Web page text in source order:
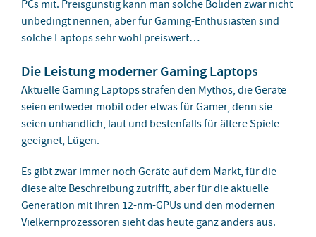
PCs mit. Preisgünstig kann man solche Boliden zwar nicht
unbedingt nennen, aber für Gaming-Enthusiasten sind
solche Laptops sehr wohl preiswert…
Die Leistung moderner Gaming Laptops
Aktuelle Gaming Laptops strafen den Mythos, die Geräte
seien entweder mobil oder etwas für Gamer, denn sie
seien unhandlich, laut und bestenfalls für ältere Spiele
geeignet, Lügen.
Es gibt zwar immer noch Geräte auf dem Markt, für die
diese alte Beschreibung zutrifft, aber für die aktuelle
Generation mit ihren 12-nm-GPUs und den modernen
Vielkernprozessoren sieht das heute ganz anders aus.